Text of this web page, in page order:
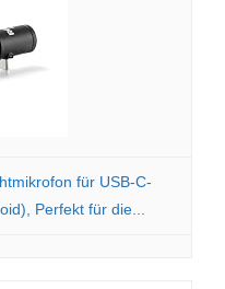
für USB-C-
Perfekt für die...